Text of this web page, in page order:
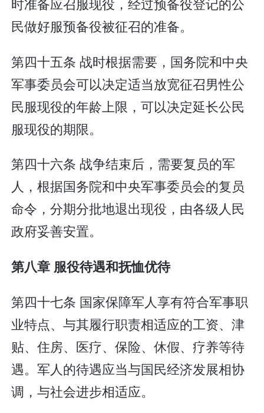
民做好服预备役被征召的准备。
第四十五条 战时根据需要，国务院和中央
军事委员会可以决定适当放宽征召男性公
民服现役的年龄上限，可以决定延长公民
服现役的期限。
第四十六条 战争结束后，需要复员的军
人，根据国务院和中央军事委员会的复员
命令，分期分批地退出现役，由各级人民
政府妥善安置。
第八章 服役待遇和抚恤优待
第四十七条 国家保障军人享有符合军事职
业特点、与其履行职责相适应的工资、津
贴、住房、医疗、保险、休假、疗养等待
遇。军人的待遇应当与国民经济发展相协
调，与社会进步相适应。